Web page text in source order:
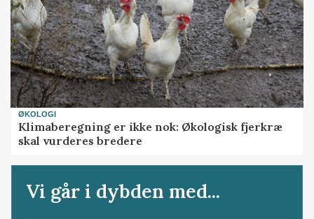
ØKOLOGI
Klimaberegning er ikke nok: Økologisk fjerkræ
skal vurderes bredere
Vi går i dybden med...